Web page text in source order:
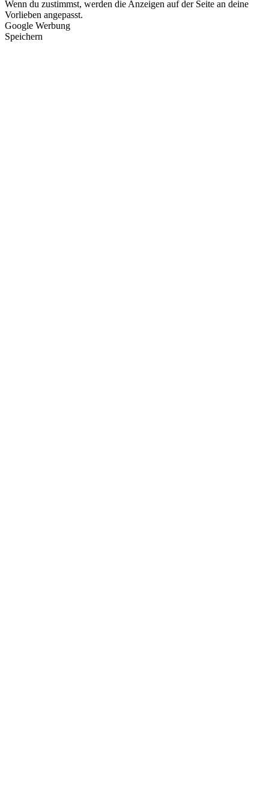
Wenn du zustimmst, werden die Anzeigen auf der Seite an deine
Vorlieben angepasst.
Google Werbung
Speichern